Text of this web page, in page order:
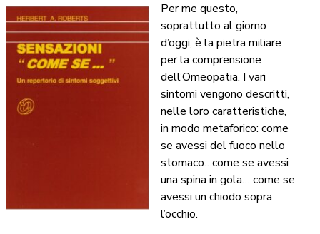
Per me questo,
soprattutto al giorno
d’oggi, è la pietra miliare
per la comprensione
dell’Omeopatia. I vari
sintomi vengono descritti,
nelle loro caratteristiche,
in modo metaforico: come
se avessi del fuoco nello
stomaco…come se avessi
una spina in gola… come se
avessi un chiodo sopra
l’occhio.